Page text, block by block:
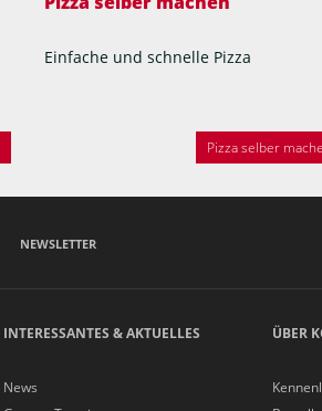
Einfache und schnelle Pizza
Pizza selber
NEWSLETTER
INTERESSANTES & AKTUELLES
News
ÜBER